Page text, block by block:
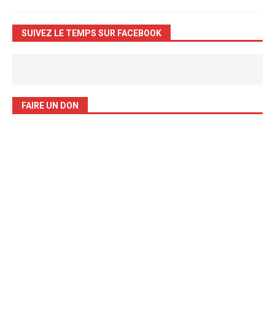
SUIVEZ LE TEMPS SUR FACEBOOK
FAIRE UN DON